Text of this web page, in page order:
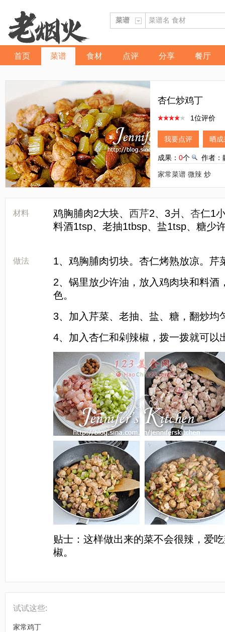
首页 菜谱 食材 点评 分享 餐厅
杏仁炒鸡丁
1位评价
我要点评 晒成
成果： 0个 作者
家常菜谱 微辣 炒
材料 鸡胸脯肉2大块、 西芹2、3爿、 杏仁1
料酒1tsp、老抽1tbsp、盐1tsp、糖少
做法
1、鸡胸脯肉切块。杏仁烤熟放凉。芹
2、锅里放少许油，放入鸡肉块和料酒
色。
3、加入芹菜、老抽、盐、糖，翻炒均
4、加入杏仁和剁辣椒，拨一拨就可以
贴士：这样做出来的菜不会很辣，爱
椒。
试试这些:
家常鸡丁